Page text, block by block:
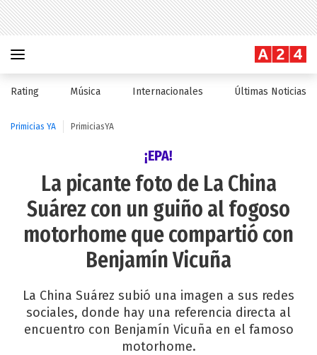
Rating Música Internacionales Últimas Noticias
Primicias YA PrimiciasYA
¡EPA!
La picante foto de La China
Suárez con un guiño al fogoso
motorhome que compartió con
Benjamín Vicuña
La China Suárez subió una imagen a sus redes
sociales, donde hay una referencia directa al
encuentro con Benjamín Vicuña en el famoso
motorhome.